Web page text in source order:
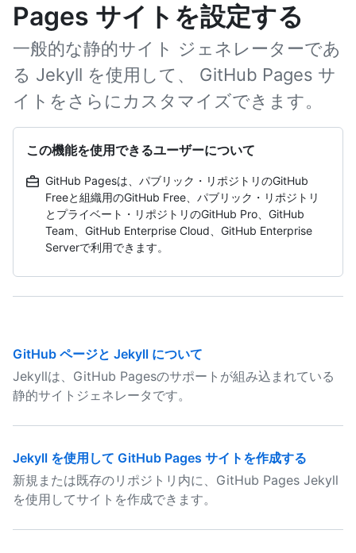
Pages サイトを設定する
一般的な静的サイト ジェネレーターであ
る Jekyll を使用して、 GitHub Pages サ
イトをさらにカスタマイズできます。
この機能を使用できるユーザーについて
GitHub Pagesは、パブリック・リポジトリのGitHub
Freeと組織用のGitHub Free、パブリック・リポジトリ
とプライベート・リポジトリのGitHub Pro、GitHub
Team、GitHub Enterprise Cloud、GitHub Enterprise
Serverで利用できます。
GitHub ページと Jekyll について
Jekyllは、GitHub Pagesのサポートが組み込まれている
静的サイトジェネレータです。
Jekyll を使用して GitHub Pages サイトを作成する
新規または既存のリポジトリ内に、GitHub Pages Jekyll
を使用してサイトを作成できます。